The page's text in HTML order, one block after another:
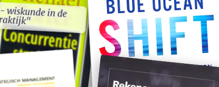
wiskunde in de
wiskunde in de